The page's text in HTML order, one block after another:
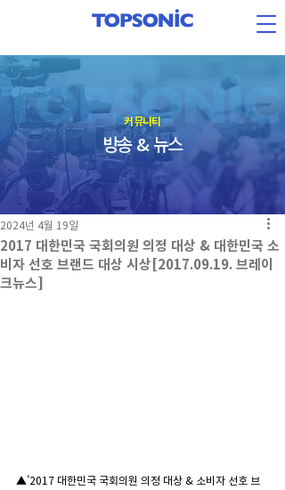
​커뮤니티
방송 & 뉴스
2017 대한민국 국회의원 의정 대상 & 대한민국 소
비자 선호 브랜드 대상 시상[2017.09.19. 브레이
크뉴스]
2024년 4월 19일
▲‘2017 대한민국 국회의원 의정 대상 & 소비자 선호 브